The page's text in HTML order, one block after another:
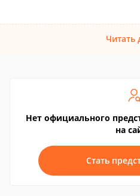
Читать
Нет официального
на
Стать